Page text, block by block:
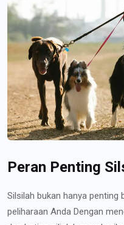
Peran Penting
Silsilah bukan hanya penting
peliharaan Anda Dengan